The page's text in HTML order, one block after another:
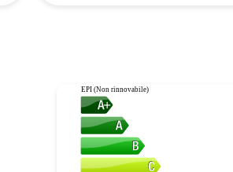
EPI (Non rinnovabile)